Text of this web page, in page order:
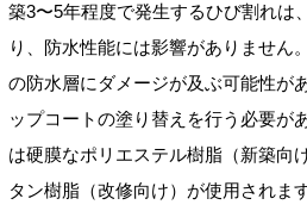
築3〜5年程度で発生するひび割れは
り、防水性能には影響がありません
の防水層にダメージが及ぶ可能性が
ップコートの塗り替えを行う必要が
は硬膜なポリエステル樹脂（新築向
タン樹脂（改修向け）が使用されま